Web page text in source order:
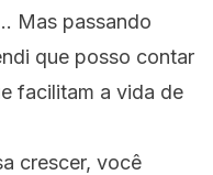
Mas passando
que posso contar
facilitam a vida de
crescer, você